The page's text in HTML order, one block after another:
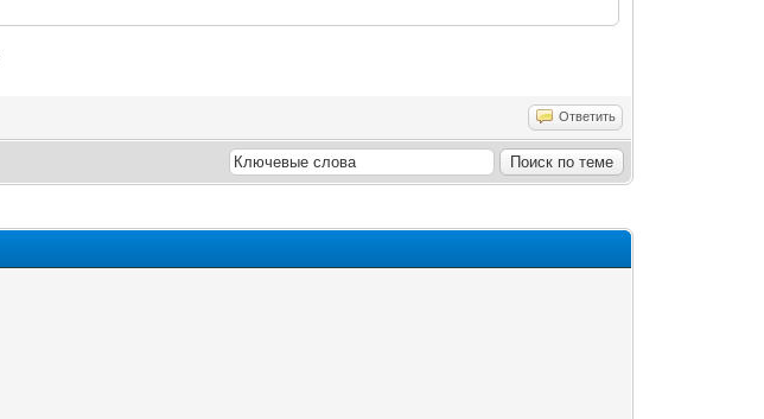
Ответить